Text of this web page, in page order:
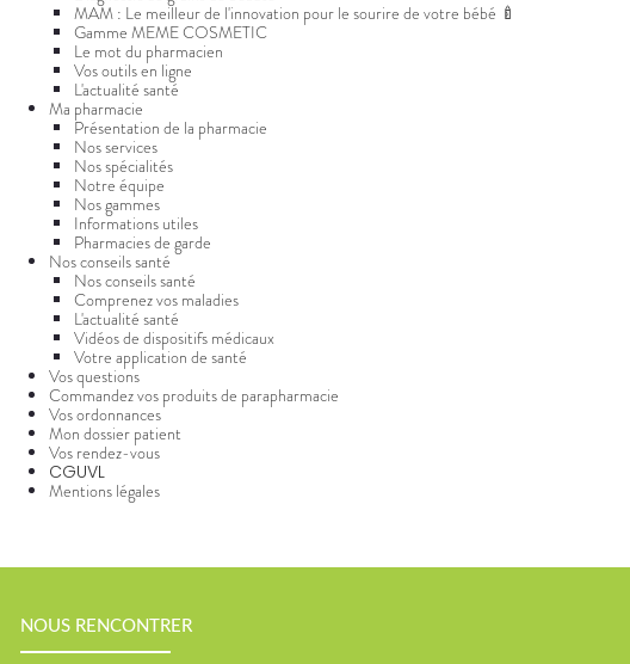
Orthopédie
Trousse à
pharmacie
Aliments
Compléments
alimentaires
Etendre
Vétérinaire
VISAGE-
CORPS-Etendre
Corps
Visage
INFORMATIONS
UTILES
PHARMACIES
DISPOSITIFS
MÉDICAUX
SCAN
D’ORDONNANCE
MAM : Le meilleur de l'innovation pour le sourire de votre bébé 🍼
Gamme MEME COSMETIC
Le mot du pharmacien
Vos outils en ligne
L'actualité santé
Ma pharmacie
Présentation de la pharmacie
Nos services
Nos spécialités
Notre équipe
Nos gammes
Informations utiles
Pharmacies de garde
Nos conseils santé
Nos conseils santé
Comprenez vos maladies
L'actualité santé
Vidéos de dispositifs médicaux
Votre application de santé
Vos questions
Commandez vos produits de parapharmacie
Vos ordonnances
Mon dossier patient
Vos rendez-vous
CGUVL
Mentions légales
NOUS RENCONTRER